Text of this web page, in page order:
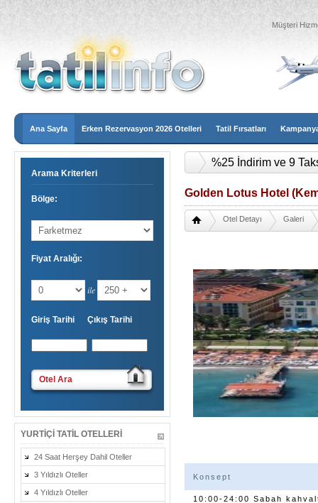
Müşteri
Ana Sayfa Erken Rezervasyon 2026 Otelleri Tatil Fırsatları
Arama Kriterleri
Bölge:
Fiyat Aralığı:
ile
Giriş Tarihi Çıkış Tarihi
Otel Ara
YURTIÇI TATIL OTELLERI
24 Saat Herşey Dahil Oteller
3 Yıldızlı Oteller
4 Yıldızlı Oteller
%25 İndirim ve 9
Golden Lotus Hotel
Otel Detayı Galeri
Konsept
10:00-24:00 Sabah